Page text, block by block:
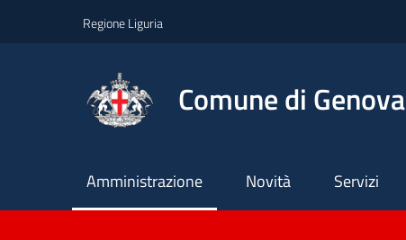
Regione Liguria
Comune di Genova
Principale
Amministrazione Novità Servizi